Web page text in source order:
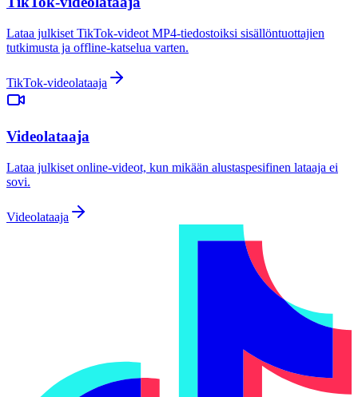
Lataa julkiset TikTok-videot MP4-tiedostoiksi sisällöntuottajien
tutkimusta ja offline-katselua varten.
TikTok-videolataaja
Videolataaja
Lataa julkiset online-videot, kun mikään alustaspesifinen lataaja ei
sovi.
Videolataaja